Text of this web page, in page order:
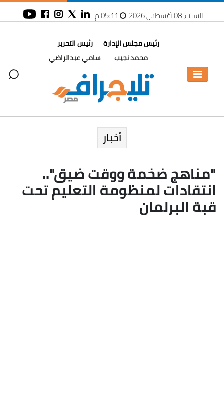
السبت، 08 أغسطس 2026
رئيس مجلس الإدارة
محمد نجيب
رئيس التحرير
سامي عبدالراضي
أخبار
"مناهج ضخمة ووقت ضيق"..
انتقادات لمنظومة التعليم تحت
قبة البرلمان